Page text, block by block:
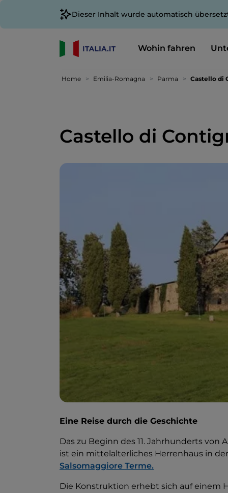
Dieser Inhalt wurde automatisch
Wohin fahren
Home Emilia-Romagna Parma Castello di
Castello di
Eine Reise durch die Geschichte
Das zu Beginn des 11. Jahrhunderts von
ist ein mittelalterliches Herrenhaus in
Salsomaggiore Terme.
Die Konstruktion erhebt sich auf einem